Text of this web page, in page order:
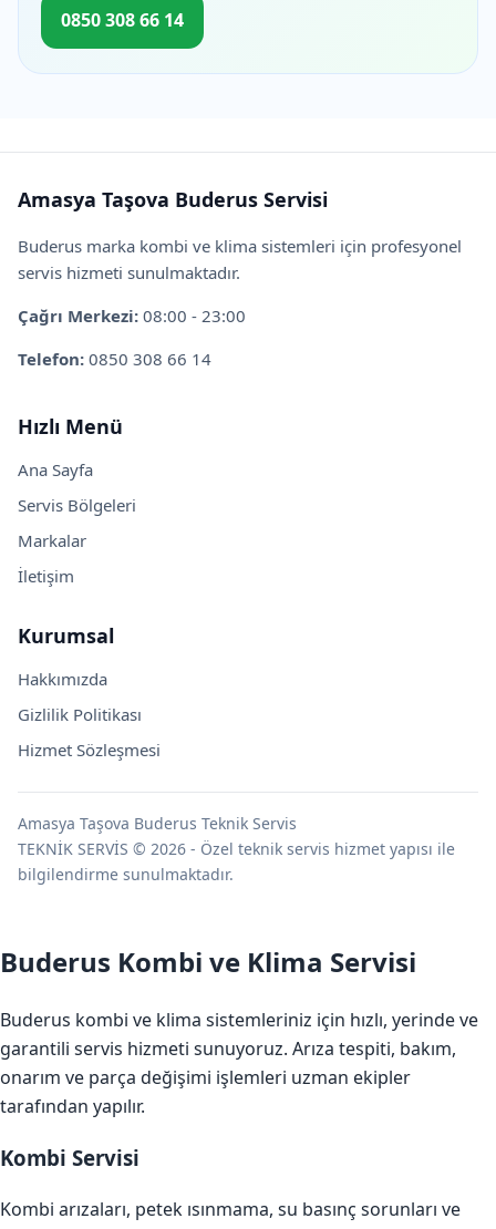
0850 308 66 14
Amasya Taşova Buderus Servisi
Buderus marka kombi ve klima sistemleri için profesyonel
servis hizmeti sunulmaktadır.
Çağrı Merkezi: 08:00 - 23:00
Telefon: 0850 308 66 14
Hızlı Menü
Ana Sayfa
Servis Bölgeleri
Markalar
İletişim
Kurumsal
Hakkımızda
Gizlilik Politikası
Hizmet Sözleşmesi
Amasya Taşova Buderus Teknik Servis
TEKNİK SERVİS © 2026 - Özel teknik servis hizmet yapısı ile
bilgilendirme sunulmaktadır.
Buderus Kombi ve Klima Servisi
Buderus kombi ve klima sistemleriniz için hızlı, yerinde ve
garantili servis hizmeti sunuyoruz. Arıza tespiti, bakım,
onarım ve parça değişimi işlemleri uzman ekipler
tarafından yapılır.
Kombi Servisi
Kombi arızaları, petek ısınmama, su basınç sorunları ve